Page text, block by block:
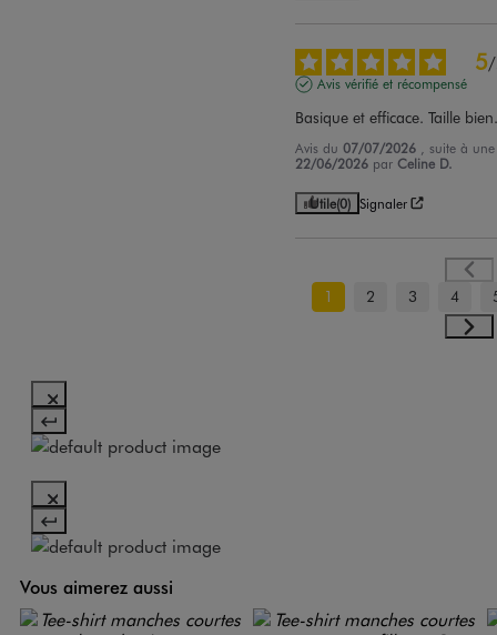
5/
Avis vérifié et récompensé
Basique et efficace. Taille
Avis du07/07/2026
, suite à
22/06/2026 parCeline D.
Utile(0) Signaler
1 2 3 4
Vous aimerez aussi